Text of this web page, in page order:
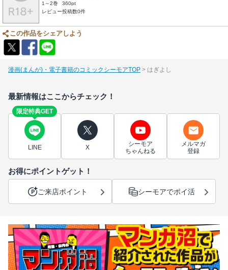
1～2巻
360pt
レビュー投稿数0件
この作品をシェアしよう
漫画(まんが)・電子書籍のコミックシーモアTOP はぎよし
最新情報はここからチェック！
限定特典GET
LINE X
シーモア
ちゃんねる
メルマガ
登録
お得にポイントゲット！
ご来店ポイント シーモアでポイ活